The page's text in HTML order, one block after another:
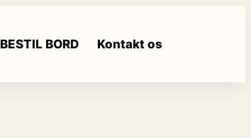
BESTIL BORD Kontakt os